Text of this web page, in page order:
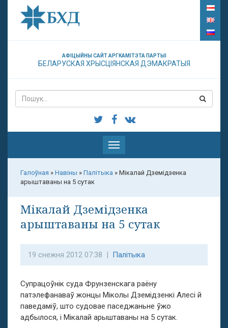
АФІЦЫЙНЫ САЙТ АРГКАМІТЭТА ПАРТЫІ
БЕЛАРУСКАЯ ХРЫСЦІЯНСКАЯ ДЭМАКРАТЫЯ
Паказаць
меню
Галоўная » Навіны » Палітыка » Мікалай Дземідзенка
арыштаваны на 5 сутак
Мікалай Дземідзенка
арыштаваны на 5 сутак
19 снежня 2012 07:38 | Палітыка
Супрацоўнік суда Фрунзенскага раёну
патэлефанаваў жонцы Міколы Дземідзенкі Алесі й
паведаміў, што судовае паседжаньне ўжо
адбылося, і Мікалай арыштаваны на 5 сутак.